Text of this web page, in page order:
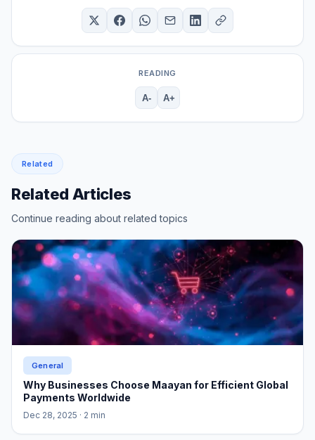
READING
A- A+
Related
Related Articles
Continue reading about related topics
General
Why Businesses Choose Maayan for Efficient Global
Payments Worldwide
Dec 28, 2025 · 2 min